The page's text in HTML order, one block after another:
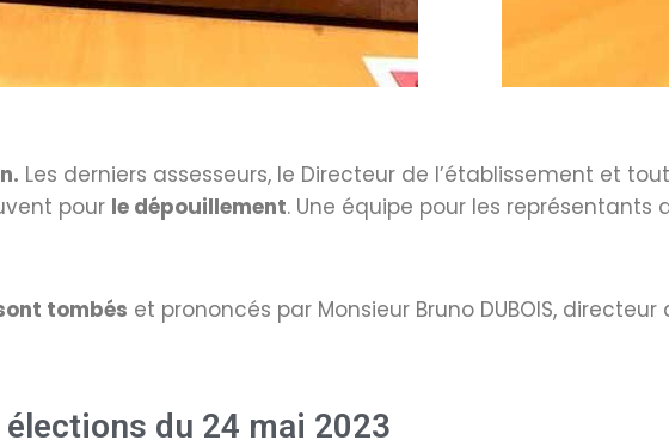
Les derniers assesseurs, le Directeur de l’établissement et
pour le dépouillement. Une équipe pour les
tombés et prononcés par Monsieur Bruno DUBOIS,
du 24 mai 2023